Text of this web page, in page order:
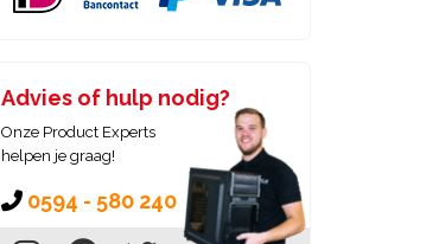
Advies of hulp nodig?
Onze Product Experts
helpen je graag!
0594 - 580 240